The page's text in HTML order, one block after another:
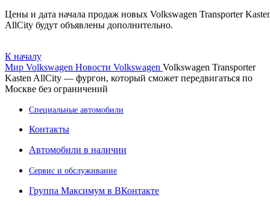
Цены и дата начала продаж новых Volkswagen Transporter
AllCity будут объявлены дополнительно.
К началу
Мир Volkswagen Новости Volkswagen Volkswagen Transporter
Kasten AllCity — фургон, который сможет передвигаться по
Москве без ограничений
Специальные автомобили
Контакты
Автомобили в наличии
Сервис и обслуживание
Группа Максимум в ВКонтакте